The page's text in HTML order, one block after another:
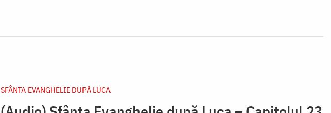
SFÂNTA EVANGHELIE DUPĂ LUCA